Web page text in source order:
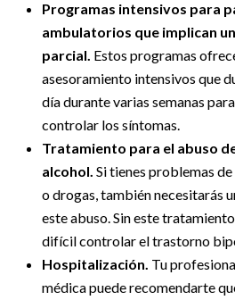
Programas intensivos para
ambulatorios que implican
parcial. Estos programas
asesoramiento intensivos que
día durante varias semanas
controlar los síntomas.
Tratamiento para el abuso
alcohol.Si tienes problemas
o drogas, también necesitarás
este abuso. Sin este
difícil controlar el trastorno
Hospitalización. Tu
médica puede recomendarte